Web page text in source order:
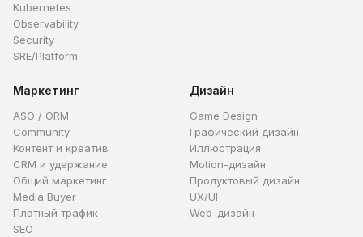
Kubernetes
Observability
Security
SRE/Platform
Маркетинг
ASO / ORM
Community
Контент и креатив
CRM и удержание
Общий маркетинг
Media Buyer
Платный трафик
SEO
Дизайн
Game Design
Графический дизайн
Иллюстрация
Motion-дизайн
Продуктовый дизайн
UX/UI
Web-дизайн